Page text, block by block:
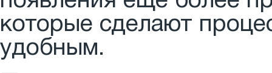
которые сделают
удобным.